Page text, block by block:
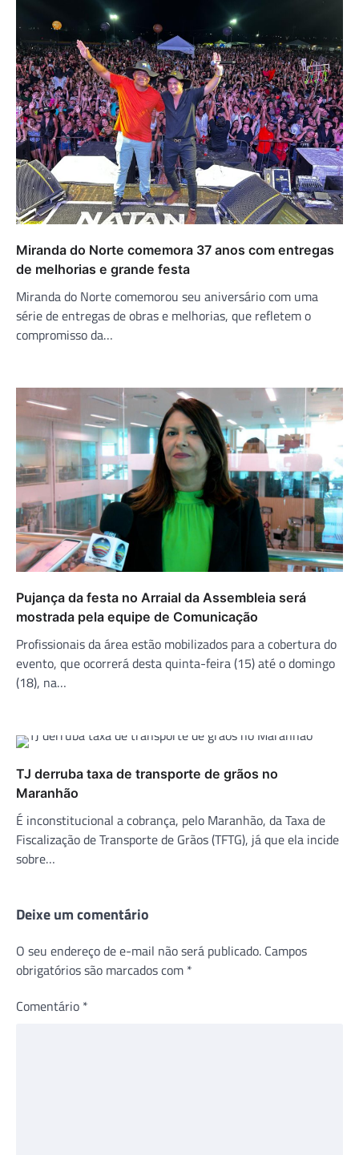
Miranda do Norte comemora 37 anos com entregas
de melhorias e grande festa
Miranda do Norte comemorou seu aniversário com uma
série de entregas de obras e melhorias, que refletem o
compromisso da…
Pujança da festa no Arraial da Assembleia será
mostrada pela equipe de Comunicação
Profissionais da área estão mobilizados para a cobertura do
evento, que ocorrerá desta quinta-feira (15) até o domingo
(18), na…
TJ derruba taxa de transporte de grãos no
Maranhão
É inconstitucional a cobrança, pelo Maranhão, da Taxa de
Fiscalização de Transporte de Grãos (TFTG), já que ela incide
sobre…
Deixe um comentário
O seu endereço de e-mail não será publicado. Campos
obrigatórios são marcados com *
Comentário *